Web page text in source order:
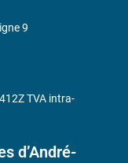
d’André-
9
TVA intra-